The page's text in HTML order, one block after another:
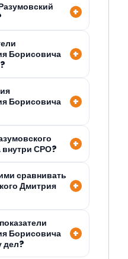
Борисовича
Борисовича
СРО?
сравнивать
Дмитрия
Борисовича
дел?